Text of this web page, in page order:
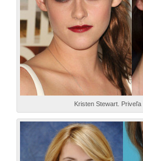
Kristen Stewart.